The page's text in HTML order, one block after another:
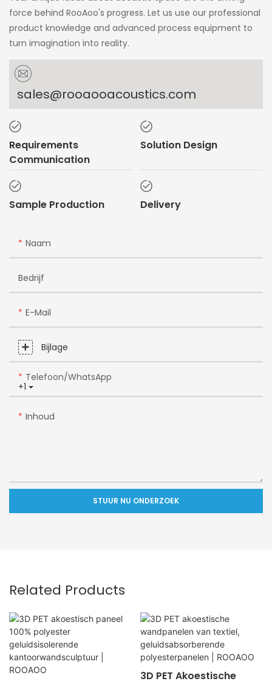
force behind RooAoo's progress. Let us use our professional
product knowledge and advanced process equipment to
turn imagination into reality.
sales@rooaooacoustics.com
Requirements
Communication
Solution Design
Sample Production Delivery
Naam
Bedrijf
E-Mail
Bijlage
+1
Telefoon/WhatsApp
Inhoud
STUUR NU ONDERZOEK
Related Products
3D PET Akoestische